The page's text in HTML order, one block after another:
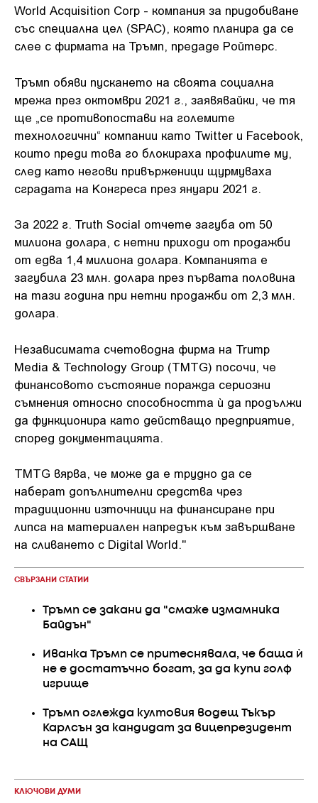
World Acquisition Corp - компания за придобиване
със специална цел (SPAC), която планира да се
слее с фирмата на Тръмп, предаде Ройтерс.
Тръмп обяви пускането на своята социална
мрежа през октомври 2021 г., заявявайки, че тя
ще „се противопостави на големите
технологични“ компании като Twitter и Facebook,
които преди това го блокираха профилите му,
след като негови привърженици щурмуваха
сградата на Конгреса през януари 2021 г.
За 2022 г. Truth Social отчете загуба от 50
милиона долара, с нетни приходи от продажби
от едва 1,4 милиона долара. Компанията е
загубила 23 млн. долара през първата половина
на тази година при нетни продажби от 2,3 млн.
долара.
Независимата счетоводна фирма на Trump
Media & Technology Group (TMTG) посочи, че
финансовото състояние поражда сериозни
съмнения относно способността ѝ да продължи
да функционира като действащо предприятие,
според документацията.
TMTG вярва, че може да е трудно да се
наберат допълнителни средства чрез
традиционни източници на финансиране при
липса на материален напредък към завършване
на сливането с Digital World."
СВЪРЗАНИ СТАТИИ
Тръмп се закани да "смаже измамника
Байдън"
Иванка Тръмп се притеснявала, че баща ѝ
не е достатъчно богат, за да купи голф
игрище
Тръмп оглежда култовия водещ Тъкър
Карлсън за кандидат за вицепрезидент
на САЩ
КЛЮЧОВИ ДУМИ